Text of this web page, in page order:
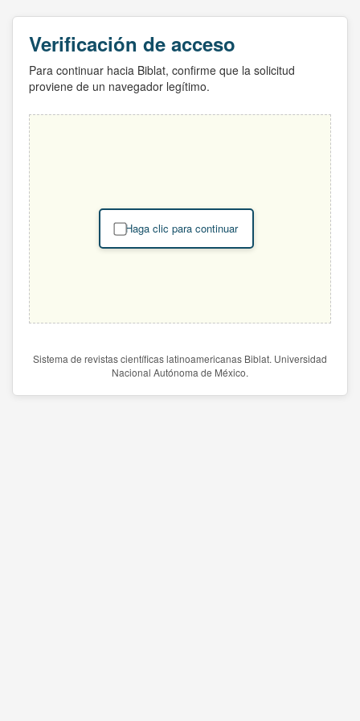
Verificación de acceso
Para continuar hacia Biblat, confirme que la solicitud
proviene de un navegador legítimo.
Haga clic para continuar
Sistema de revistas científicas latinoamericanas Biblat. Universidad
Nacional Autónoma de México.